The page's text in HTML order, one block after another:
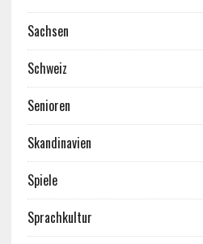
Sachsen
Schweiz
Senioren
Skandinavien
Spiele
Sprachkultur